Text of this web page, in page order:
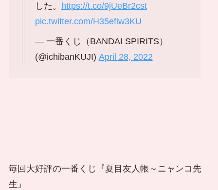
した。 https://t.co/9jUeBr2cst
pic.twitter.com/H35efiw3KU
— 一番くじ（BANDAI SPIRITS）
(@ichibanKUJI) April 28, 2022
毎回大好評の一番くじ『夏目友人帳～ニャンコ先
生』